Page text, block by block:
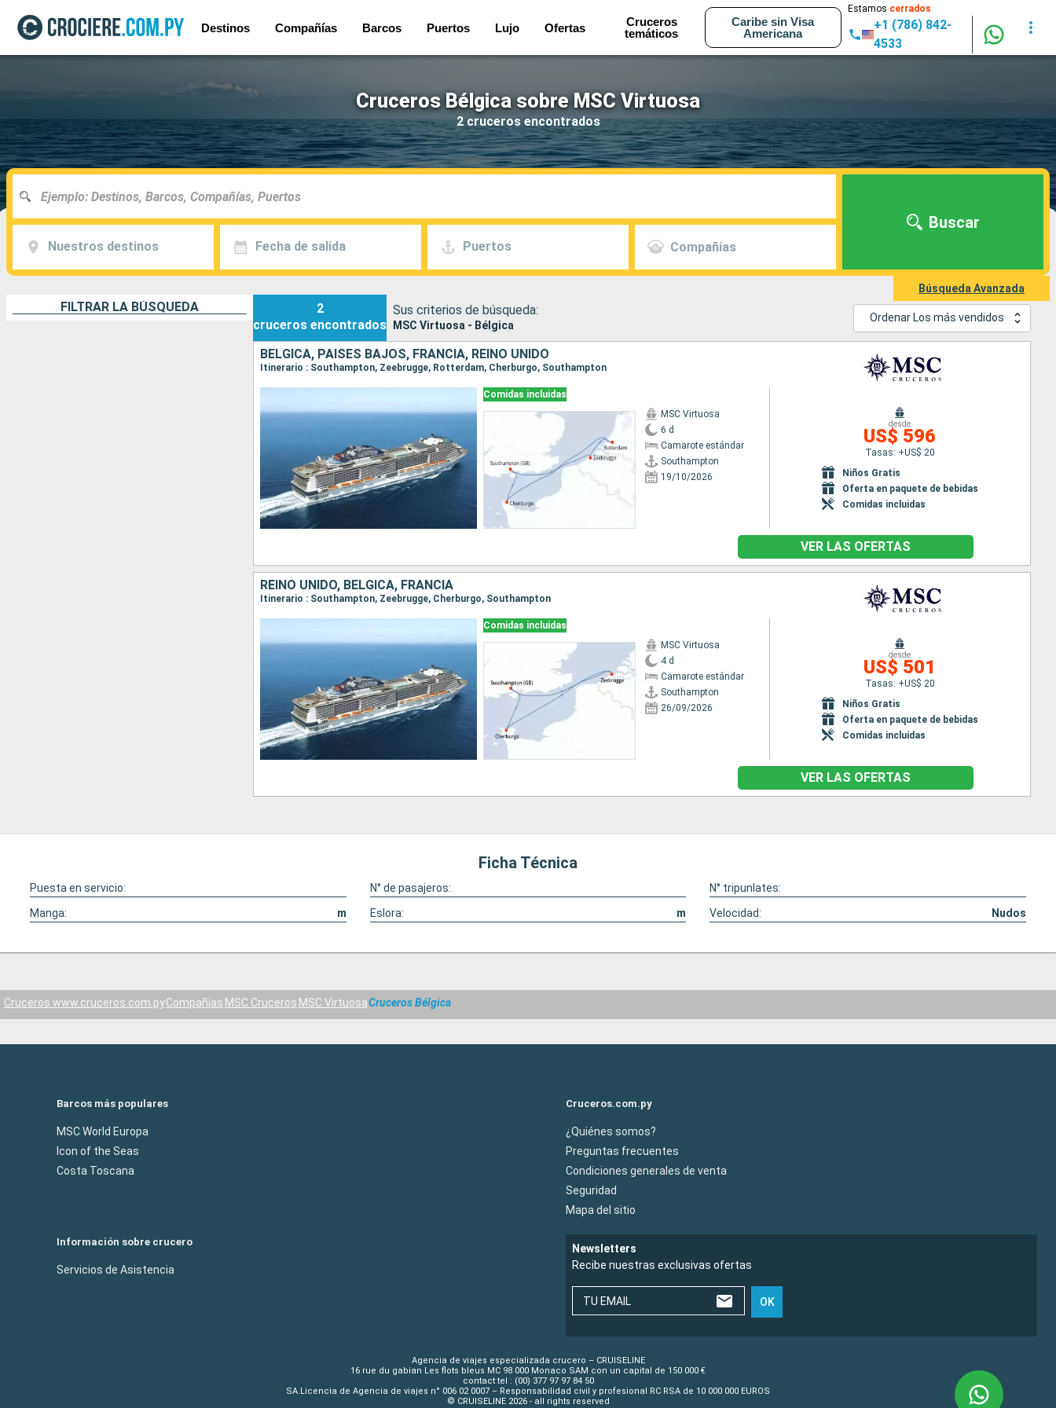
Destinos Compañías Barcos Puertos Lujo Ofertas
Cruceros
temáticos
Caribe sin Visa
Americana
Estamos cerrados
+1 (786) 842-
4533
Cruceros Bélgica sobre MSC Virtuosa
2 cruceros encontrados
Nuestros destinos Fecha de salida Puertos Compañías
Buscar
Búsqueda Avanzada
FILTRAR LA BÚSQUEDA
2
cruceros encontrados
Sus criterios de búsqueda:
MSC Virtuosa - Bélgica
Ordenar Los más vendidos
BÉLGICA, PAISES BAJOS, FRANCIA, REINO UNIDO
Itinerario : Southampton, Zeebrugge, Rotterdam, Cherburgo, Southampton
Comidas incluidas
MSC Virtuosa
6 d
Camarote estándar
Southampton
19/10/2026
desde
US$ 596
Tasas: +US$ 20
Niños Gratis
Oferta en paquete de bebidas
Comidas incluidas
VER LAS OFERTAS
REINO UNIDO, BÉLGICA, FRANCIA
Itinerario : Southampton, Zeebrugge, Cherburgo, Southampton
Comidas incluidas
MSC Virtuosa
4 d
Camarote estándar
Southampton
26/09/2026
desde
US$ 501
Tasas: +US$ 20
Niños Gratis
Oferta en paquete de bebidas
Comidas incluidas
VER LAS OFERTAS
Ficha Técnica
Puesta en servicio: N° de pasajeros:
N° tripunlates:
Manga:
m Eslora: m Velocidad: Nudos
Cruceros www.cruceros.com.pyCompañías MSC Cruceros MSC VirtuosaCruceros Bélgica
Barcos más populares
MSC World Europa
Icon of the Seas
Costa Toscana
Cruceros.com.py
¿Quiénes somos?
Preguntas frecuentes
Condiciones generales de venta
Seguridad
Mapa del sitio
Información sobre crucero
Servicios de Asistencia
Newsletters
Recibe nuestras exclusivas ofertas
TU EMAIL OK
Agencia de viajes especializada crucero – CRUISELINE
16 rue du gabian Les flots bleus MC 98 000 Monaco SAM con un capital de 150 000 €
contact tel : (00) 377 97 97 84 50
SA.Licencia de Agencia de viajes n° 006 02 0007 – Responsabilidad civil y profesional RC RSA de 10 000 000 EUROS
© CRUISELINE 2026 - all rights reserved